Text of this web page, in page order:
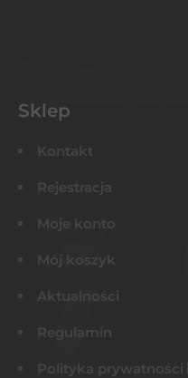
Sklep
Kontakt
Rejestracja
Moje konto
Mój koszyk
Aktualności
Regulamin
Polityka prywatności